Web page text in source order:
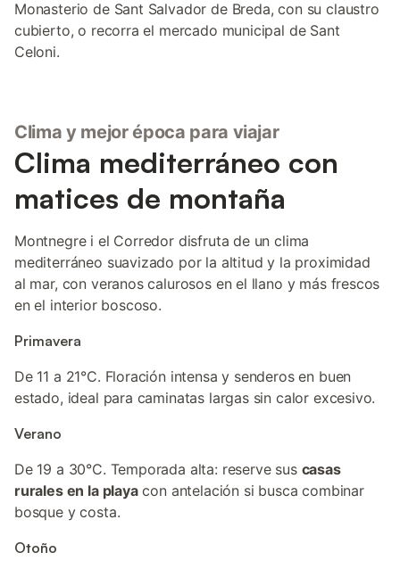
Monasterio de Sant Salvador de Breda, con su claustro
cubierto, o recorra el mercado municipal de Sant
Celoni.
Clima y mejor época para viajar
Clima mediterráneo con
matices de montaña
Montnegre i el Corredor disfruta de un clima
mediterráneo suavizado por la altitud y la proximidad
al mar, con veranos calurosos en el llano y más frescos
en el interior boscoso.
Primavera
De 11 a 21°C. Floración intensa y senderos en buen
estado, ideal para caminatas largas sin calor excesivo.
Verano
De 19 a 30°C. Temporada alta: reserve sus casas
rurales en la playacon antelación si busca combinar
bosque y costa.
Otoño